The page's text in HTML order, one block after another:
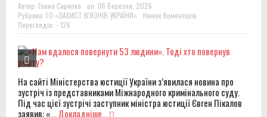
Автор: Ганна Скрипка on: 06 Березня, 2026
Рубрика: ГО «ЗАХИСТ В'ЯЗНІВ УКРАЇНИ»
Немає Коментарів
Переглядів: - 126
На сайті Міністерства юстиції України з’явилася новина про
зустріч із представниками Міжнародного кримінального суду.
Під час цієї зустрічі заступник міністра юстиції Євген Пікалов
заявив: «...Докладніше...